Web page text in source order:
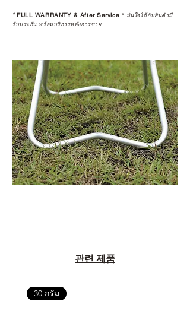
*FULL WARRANTY & After Service * มั่นใจได้กับสินค้ามี
รับประกัน พร้อมบริการหลังการขาย
관련 제품
30 กรัม